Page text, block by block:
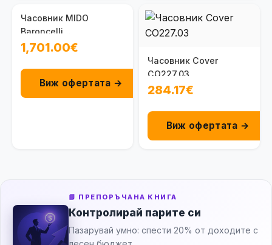
Часовник MIDO
Baroncelli
M0413073629600
1,701.00€
Виж офертата →
Часовник Cover
CO227.03
284.17€
Виж офертата →
📘 ПРЕПОРЪЧАНА КНИГА
Контролирай парите си
Пазарувай умно: спести 20% от доходите с